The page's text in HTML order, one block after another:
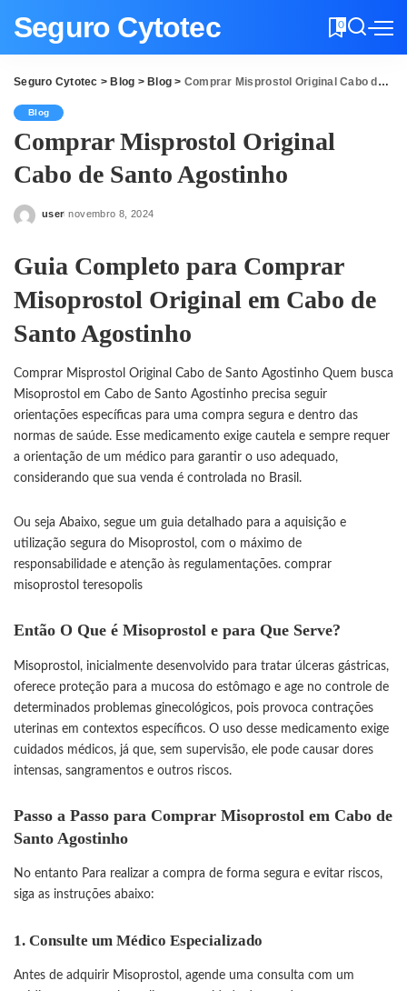
Seguro Cytotec 0
Seguro Cytotec > Blog > Blog > Comprar Misprostol Original Cabo de Santo Agostinho
Blog
Comprar Misprostol Original
Cabo de Santo Agostinho
Posted
user novembro 8, 2024
Guia Completo para Comprar
Misoprostol Original em Cabo de
Santo Agostinho
Comprar Misprostol Original Cabo de Santo Agostinho Quem busca
Misoprostol em Cabo de Santo Agostinho precisa seguir
orientações específicas para uma compra segura e dentro das
normas de saúde. Esse medicamento exige cautela e sempre requer
a orientação de um médico para garantir o uso adequado,
considerando que sua venda é controlada no Brasil.
Ou seja Abaixo, segue um guia detalhado para a aquisição e
utilização segura do Misoprostol, com o máximo de
responsabilidade e atenção às regulamentações. comprar
misoprostol teresopolis
Então O Que é Misoprostol e para Que Serve?
Misoprostol, inicialmente desenvolvido para tratar úlceras gástricas,
oferece proteção para a mucosa do estômago e age no controle de
determinados problemas ginecológicos, pois provoca contrações
uterinas em contextos específicos. O uso desse medicamento exige
cuidados médicos, já que, sem supervisão, ele pode causar dores
intensas, sangramentos e outros riscos.
Passo a Passo para Comprar Misoprostol em Cabo de
Santo Agostinho
No entanto Para realizar a compra de forma segura e evitar riscos,
siga as instruções abaixo:
1. Consulte um Médico Especializado
Antes de adquirir Misoprostol, agende uma consulta com um